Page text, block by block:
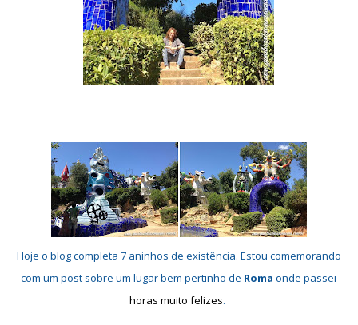
Hoje o blog completa 7 aninhos de existência. Estou comemorando
com um post sobre um lugar bem pertinho de Roma onde passei
horas muito felizes.